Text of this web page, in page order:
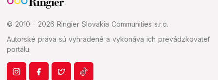
© 2010 - 2026 Ringier Slovakia Communities s.r.o.
Autorské práva sú vyhradené a vykonáva ich prevádzkovateľ
portálu.